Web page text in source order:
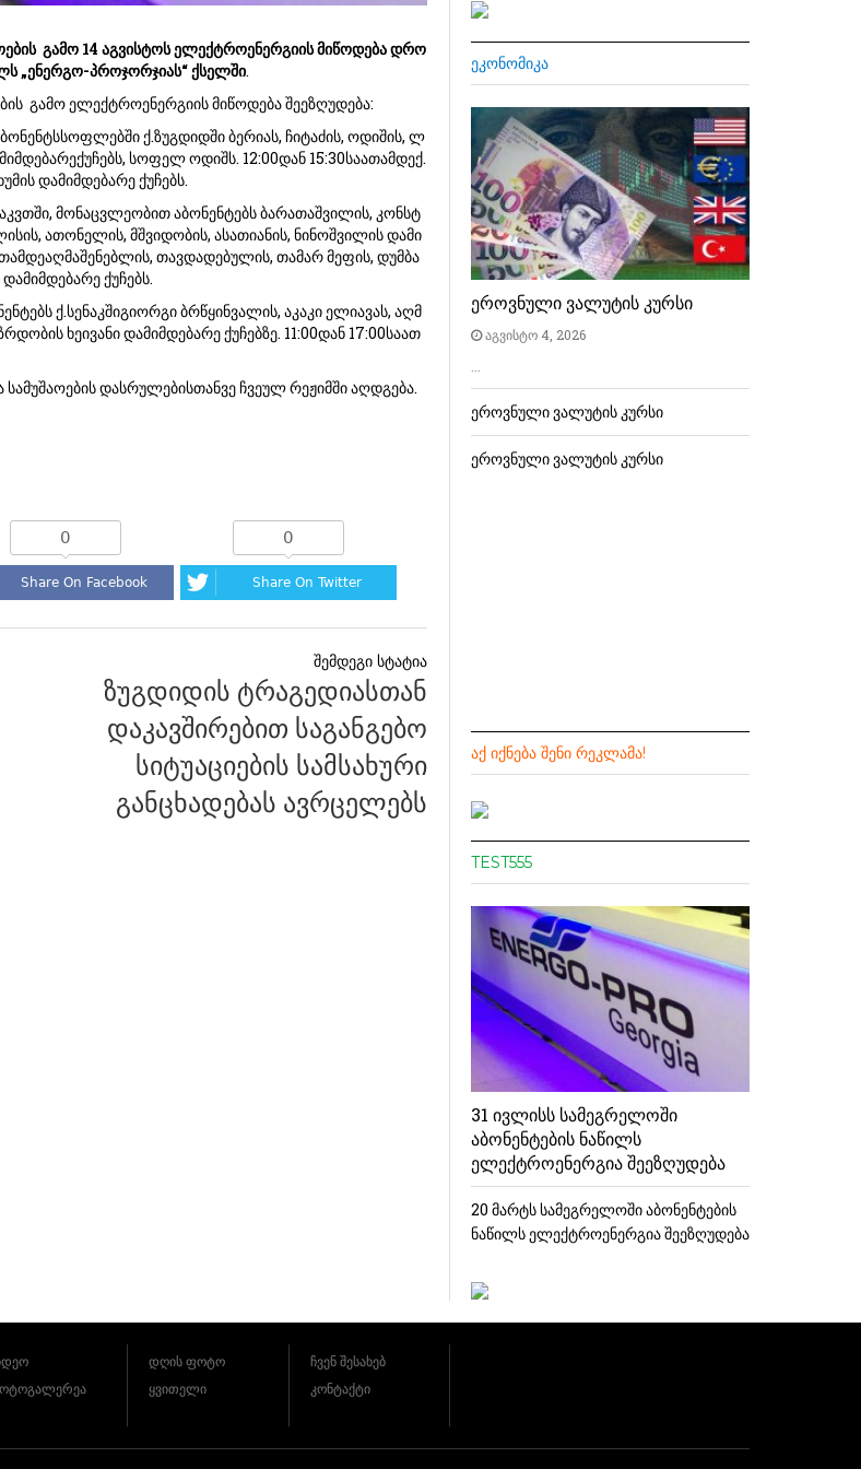
გამო 14 აგვისტოს ელექტროენერგიის მიწოდება დრო
„ენერგო-პროჯორჯიას“ ქსელში.
გამო ელექტროენერგიის მიწოდება შეეზღუდება:
ქ.ზუგდიდში ბერიას, ჩიტაძის, ოდიშის, ლ
სოფელ ოდიშს. 12:00დან 15:30საათამდექ.
დამიმდებარე ქუჩებს.
მონაცვლეობით აბონენტებს ბარათაშვილის, კონსტ
ათონელის, მშვიდობის, ასათიანის, ნინოშვილის დამი
თავდადებულის, თამარ მეფის, დუმბა
ქუჩებს.
ქ.სენაკშიგიორგი ბრწყინვალის, აკაკი ელიავას, აღმ
ხეივანი დამიმდებარე ქუჩებზე. 11:00დან 17:00საათ
დასრულებისთანვე ჩვეულ რეჟიმში აღდგება.
0
Share On Facebook
0
Share On Twitter
ზუგდიდის ტრაგედიასთან
დაკავშირებით საგანგებო
სიტუაციების სამსახური
განცხადებას ავრცელებს
ᲔᲙᲝᲜᲝᲛᲘᲙᲐ
ეროვნული ვალუტის კურსი
აგვისტო 4, 2026
…
ეროვნული ვალუტის კურსი
ეროვნული ვალუტის კურსი
ᲐᲥ ᲘᲥᲜᲔᲑᲐ ᲨᲔᲜᲘ ᲠᲔᲙᲚᲐᲛᲐ!
TEST555
31 ივლისს სამეგრელოში
აბონენტების ნაწილს
ელექტროენერგია შეეზღუდება
20 მარტს სამეგრელოში აბონენტების
ნაწილს ელექტროენერგია შეეზღუდება
დღის ფოტო
ყვითელი
ჩვენ შესახებ
კონტაქტი